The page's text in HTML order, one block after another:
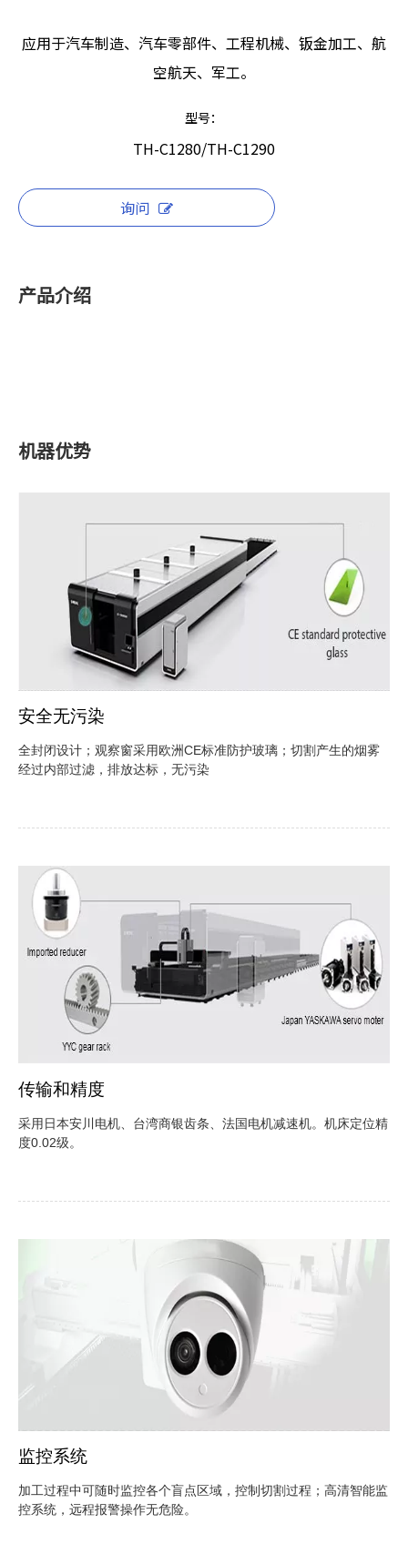
应用于汽车制造、汽车零部件、工程机械、钣金加工、航
空航天、军工。
型号：
TH-C1280/TH-C1290
询问
产品介绍
机器优势
安全无污染
全封闭设计；观察窗采用欧洲CE标准防护玻璃；切割产生的烟雾
经过内部过滤，排放达标，无污染
传输和精度
采用日本安川电机、台湾商银齿条、法国电机减速机。机床定位精
度0.02级。
监控系统
加工过程中可随时监控各个盲点区域，控制切割过程；高清智能监
控系统，远程报警操作无危险。